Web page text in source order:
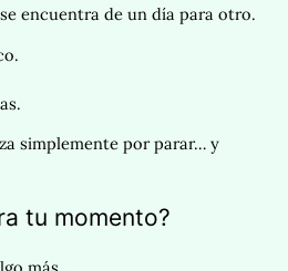
encuentra de un día para otro.
simplemente por parar… y
tu momento?
más…